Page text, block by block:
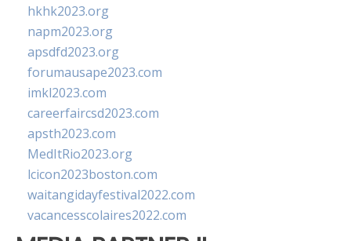
hkhk2023.org
napm2023.org
apsdfd2023.org
forumausape2023.com
imkl2023.com
careerfaircsd2023.com
apsth2023.com
MedItRio2023.org
lcicon2023boston.com
waitangidayfestival2022.com
vacancesscolaires2022.com